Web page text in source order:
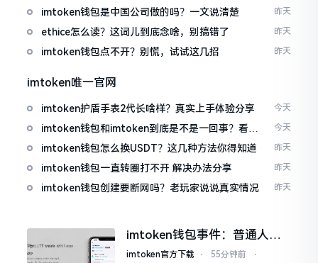
imtoken钱包是中国公司做的吗？一文说清楚 昨天
ethice怎么读？这词儿到底念啥，别搞错了 昨天
imtoken钱包点不开？别慌，试试这几招 昨天
imtoken唯一官网
imtoken护盾手表2代长啥样？真实上手体验分享 今天
imtoken钱包和imtoken到底是不是一回事？看完
就懂了
今天
imtoken钱包怎么换USDT？这几种方法你得知道 昨天
imtoken钱包一直转圈打不开 解决办法分享 昨天
imtoken钱包创建要断网吗？老玩家说说真实情况 昨天
imtoken钱包事件：普通人该
咋办？
imtoken官方下载 ⋅ 55分钟前
⋅